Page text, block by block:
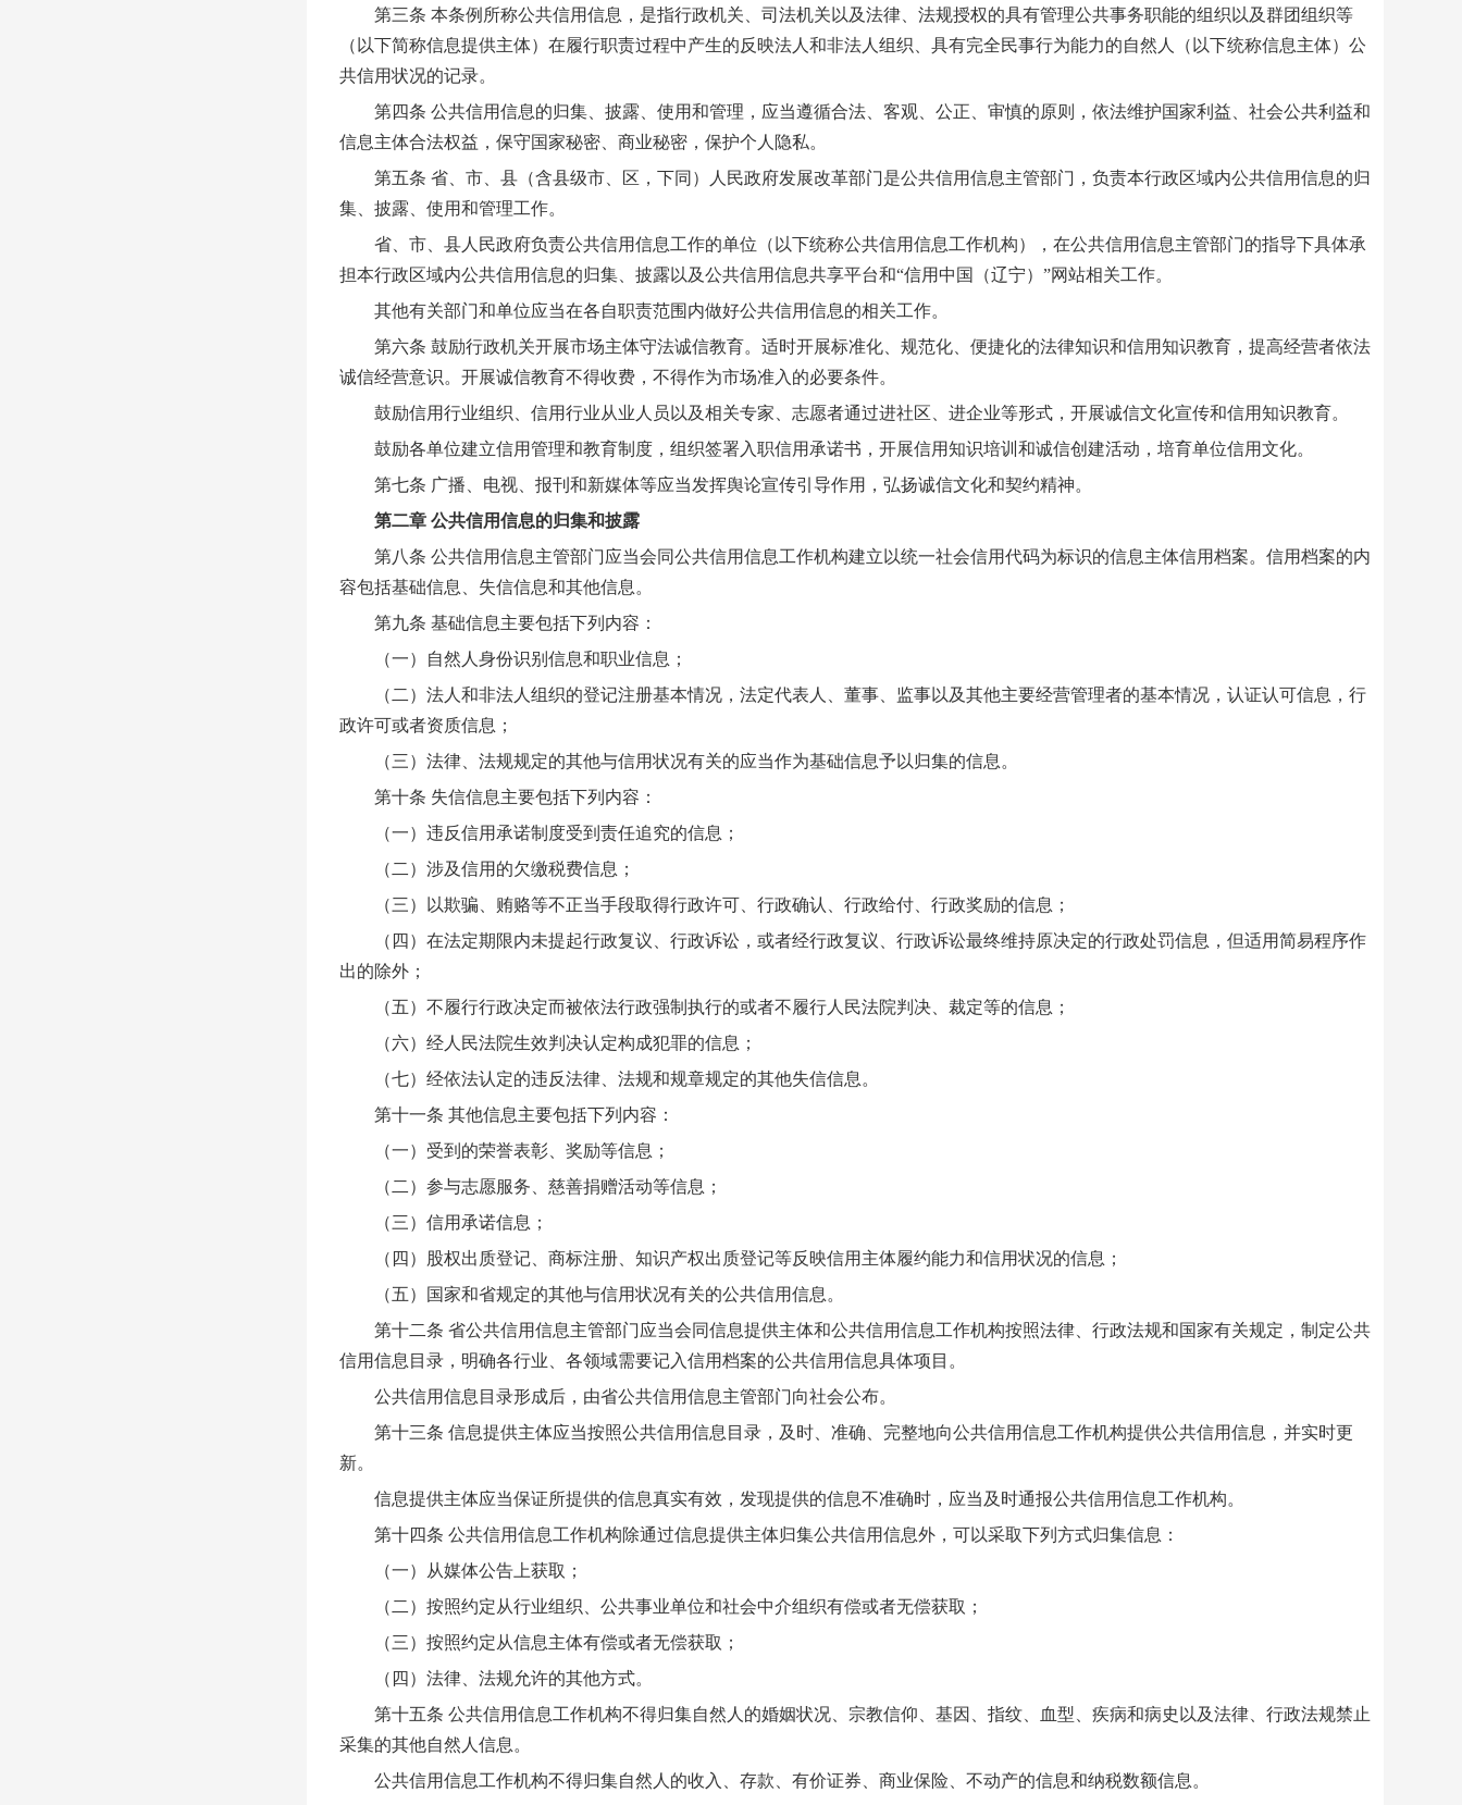
第三条 本条例所称公共信用信息，是指行政机关、司法机关以及法律、法规授权的具有管理公共事务职能的组织以及群团组织等
（以下简称信息提供主体）在履行职责过程中产生的反映法人和非法人组织、具有完全民事行为能力的自然人（以下统称信息主体）公
共信用状况的记录。
第四条 公共信用信息的归集、披露、使用和管理，应当遵循合法、客观、公正、审慎的原则，依法维护国家利益、社会公共利益和
信息主体合法权益，保守国家秘密、商业秘密，保护个人隐私。
第五条 省、市、县（含县级市、区，下同）人民政府发展改革部门是公共信用信息主管部门，负责本行政区域内公共信用信息的归
集、披露、使用和管理工作。
省、市、县人民政府负责公共信用信息工作的单位（以下统称公共信用信息工作机构），在公共信用信息主管部门的指导下具体承
担本行政区域内公共信用信息的归集、披露以及公共信用信息共享平台和“信用中国（辽宁）”网站相关工作。
其他有关部门和单位应当在各自职责范围内做好公共信用信息的相关工作。
第六条 鼓励行政机关开展市场主体守法诚信教育。适时开展标准化、规范化、便捷化的法律知识和信用知识教育，提高经营者依法
诚信经营意识。开展诚信教育不得收费，不得作为市场准入的必要条件。
鼓励信用行业组织、信用行业从业人员以及相关专家、志愿者通过进社区、进企业等形式，开展诚信文化宣传和信用知识教育。
鼓励各单位建立信用管理和教育制度，组织签署入职信用承诺书，开展信用知识培训和诚信创建活动，培育单位信用文化。
第七条 广播、电视、报刊和新媒体等应当发挥舆论宣传引导作用，弘扬诚信文化和契约精神。
第二章 公共信用信息的归集和披露
第八条 公共信用信息主管部门应当会同公共信用信息工作机构建立以统一社会信用代码为标识的信息主体信用档案。信用档案的内
容包括基础信息、失信信息和其他信息。
第九条 基础信息主要包括下列内容：
（一）自然人身份识别信息和职业信息；
（二）法人和非法人组织的登记注册基本情况，法定代表人、董事、监事以及其他主要经营管理者的基本情况，认证认可信息，行
政许可或者资质信息；
（三）法律、法规规定的其他与信用状况有关的应当作为基础信息予以归集的信息。
第十条 失信信息主要包括下列内容：
（一）违反信用承诺制度受到责任追究的信息；
（二）涉及信用的欠缴税费信息；
（三）以欺骗、贿赂等不正当手段取得行政许可、行政确认、行政给付、行政奖励的信息；
（四）在法定期限内未提起行政复议、行政诉讼，或者经行政复议、行政诉讼最终维持原决定的行政处罚信息，但适用简易程序作
出的除外；
（五）不履行行政决定而被依法行政强制执行的或者不履行人民法院判决、裁定等的信息；
（六）经人民法院生效判决认定构成犯罪的信息；
（七）经依法认定的违反法律、法规和规章规定的其他失信信息。
第十一条 其他信息主要包括下列内容：
（一）受到的荣誉表彰、奖励等信息；
（二）参与志愿服务、慈善捐赠活动等信息；
（三）信用承诺信息；
（四）股权出质登记、商标注册、知识产权出质登记等反映信用主体履约能力和信用状况的信息；
（五）国家和省规定的其他与信用状况有关的公共信用信息。
第十二条 省公共信用信息主管部门应当会同信息提供主体和公共信用信息工作机构按照法律、行政法规和国家有关规定，制定公共
信用信息目录，明确各行业、各领域需要记入信用档案的公共信用信息具体项目。
公共信用信息目录形成后，由省公共信用信息主管部门向社会公布。
第十三条 信息提供主体应当按照公共信用信息目录，及时、准确、完整地向公共信用信息工作机构提供公共信用信息，并实时更
新。
信息提供主体应当保证所提供的信息真实有效，发现提供的信息不准确时，应当及时通报公共信用信息工作机构。
第十四条 公共信用信息工作机构除通过信息提供主体归集公共信用信息外，可以采取下列方式归集信息：
（一）从媒体公告上获取；
（二）按照约定从行业组织、公共事业单位和社会中介组织有偿或者无偿获取；
（三）按照约定从信息主体有偿或者无偿获取；
（四）法律、法规允许的其他方式。
第十五条 公共信用信息工作机构不得归集自然人的婚姻状况、宗教信仰、基因、指纹、血型、疾病和病史以及法律、行政法规禁止
采集的其他自然人信息。
公共信用信息工作机构不得归集自然人的收入、存款、有价证券、商业保险、不动产的信息和纳税数额信息。